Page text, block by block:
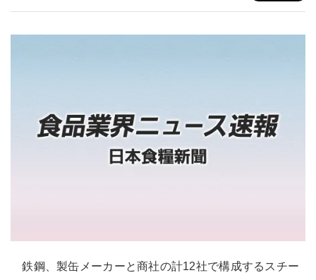
鉄鋼、製缶メーカーと商社の計12社で構成するスチー